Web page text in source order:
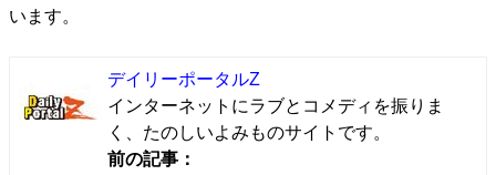
います。
デイリーポータルZ
インターネットにラブとコメディを振りま
く、たのしいよみものサイトです。
前の記事：